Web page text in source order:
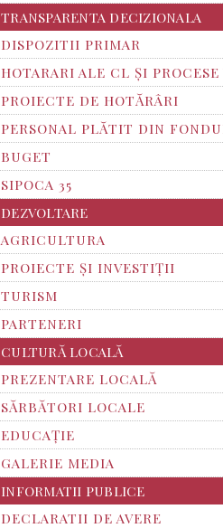
TRANSPARENTA DECIZIONALA
DISPOZITII PRIMAR
HOTARARI ALE CL ȘI PROCESE
PROIECTE DE HOTĂRÂRI
PERSONAL PLĂTIT DIN
BUGET
SIPOCA 35
DEZVOLTARE
AGRICULTURA
PROIECTE ȘI INVESTIȚII
TURISM
PARTENERI
CULTURĂ LOCALĂ
PREZENTARE LOCALĂ
SĂRBĂTORI LOCALE
EDUCAȚIE
GALERIE MEDIA
INFORMATII PUBLICE
DECLARATII DE AVERE